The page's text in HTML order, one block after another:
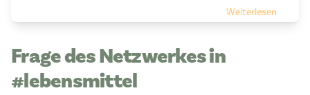
Weiterlesen
Frage des Netzwerkes in
#lebensmittel